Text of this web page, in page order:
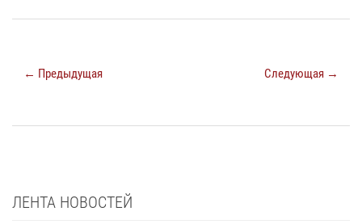
← Предыдущая Следующая →
ЛЕНТА НОВОСТЕЙ